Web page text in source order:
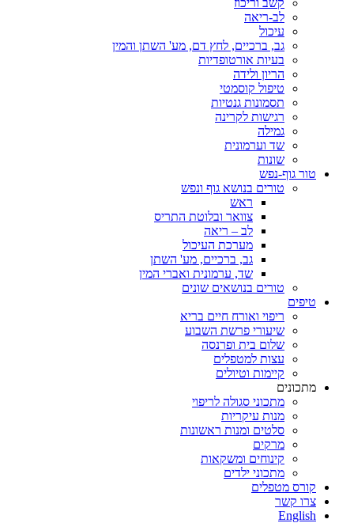
קשב וריכוז
לב-ריאה
עיכול
גב, ברכיים, לחץ דם, מע' השתן והמין
בעיות אורטופדיות
הריון ולידה
טיפול קוסמטי
תסמונות גנטיות
רגישות לקרינה
גמילה
שד וערמונית
שונות
טור גוף-נפש
טורים בנושא גוף ונפש
ראש
צוואר ובלוטת התריס
לב – ריאה
מערכת העיכול
גב, ברכיים, מע' השתן
שד, ערמונית ואברי המין
טורים בנושאים שונים
טיפים
ריפוי ואורח חיים בריא
שיעורי פרשת השבוע
שלום בית ופרנסה
עצות למטפלים
קיימות וטיולים
מתכונים
מתכוני סגולה לריפוי
מנות עיקריות
סלטים ומנות ראשונות
מרקים
קינוחים ומשקאות
מתכוני ילדים
קורס מטפלים
צרו קשר
English